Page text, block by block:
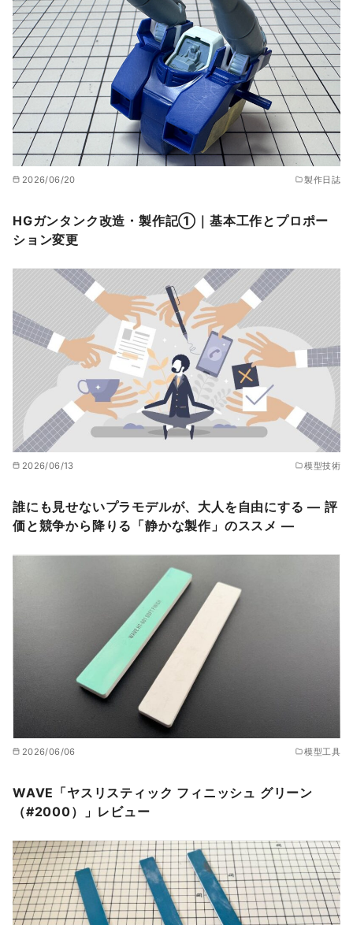
2026/06/20 製作日誌
HGガンタンク改造・製作記①｜基本工作とプロポー
ション変更
2026/06/13 模型技術
誰にも見せないプラモデルが、大人を自由にする ― 評
価と競争から降りる「静かな製作」のススメ ―
2026/06/06 模型工具
WAVE「ヤスリスティック フィニッシュ グリーン
（#2000）」レビュー